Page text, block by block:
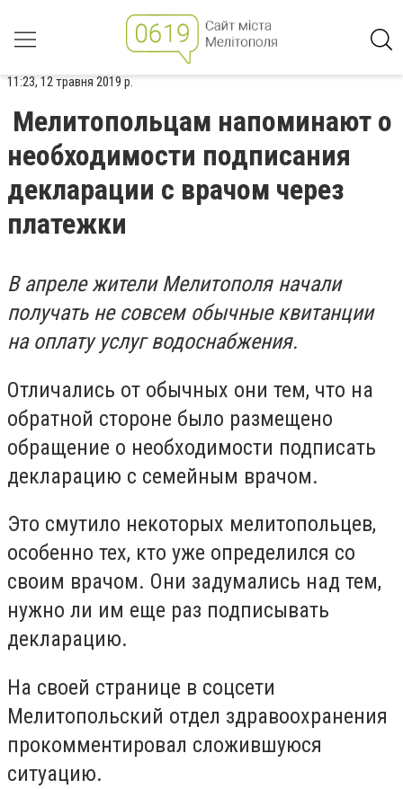
11:23, 12 травня 2019 р.
Мелитопольцам напоминают о
необходимости подписания
декларации с врачом через
платежки
В апреле жители Мелитополя начали
получать не совсем обычные квитанции
на оплату услуг водоснабжения.
Отличались от обычных они тем, что на
обратной стороне было размещено
обращение о необходимости подписать
декларацию с семейным врачом.
Это смутило некоторых мелитопольцев,
особенно тех, кто уже определился со
своим врачом. Они задумались над тем,
нужно ли им еще раз подписывать
декларацию.
На своей странице в соцсети
Мелитопольский отдел здравоохранения
прокомментировал сложившуюся
ситуацию.